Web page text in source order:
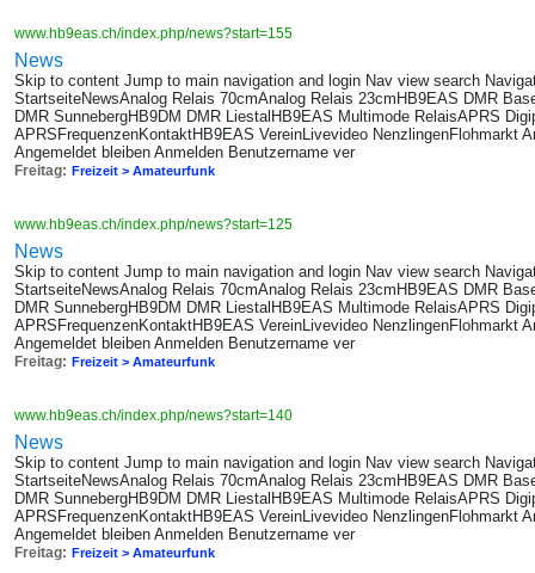
www.hb9eas.ch/index.php/news?start=155
News
Skip to content Jump to main navigation and login Nav view search
StartseiteNewsAnalog Relais 70cmAnalog Relais 23cmHB9EAS DMR
DMR SunnebergHB9DM DMR LiestalHB9EAS Multimode RelaisAPRS
APRSFrequenzenKontaktHB9EAS VereinLivevideo NenzlingenFlohmarkt
Angemeldet bleiben Anmelden Benutzername ver
Freitag: Freizeit > Amateurfunk
www.hb9eas.ch/index.php/news?start=125
News
Skip to content Jump to main navigation and login Nav view search
StartseiteNewsAnalog Relais 70cmAnalog Relais 23cmHB9EAS DMR
DMR SunnebergHB9DM DMR LiestalHB9EAS Multimode RelaisAPRS
APRSFrequenzenKontaktHB9EAS VereinLivevideo NenzlingenFlohmarkt
Angemeldet bleiben Anmelden Benutzername ver
Freitag: Freizeit > Amateurfunk
www.hb9eas.ch/index.php/news?start=140
News
Skip to content Jump to main navigation and login Nav view search
StartseiteNewsAnalog Relais 70cmAnalog Relais 23cmHB9EAS DMR
DMR SunnebergHB9DM DMR LiestalHB9EAS Multimode RelaisAPRS
APRSFrequenzenKontaktHB9EAS VereinLivevideo NenzlingenFlohmarkt
Angemeldet bleiben Anmelden Benutzername ver
Freitag: Freizeit > Amateurfunk